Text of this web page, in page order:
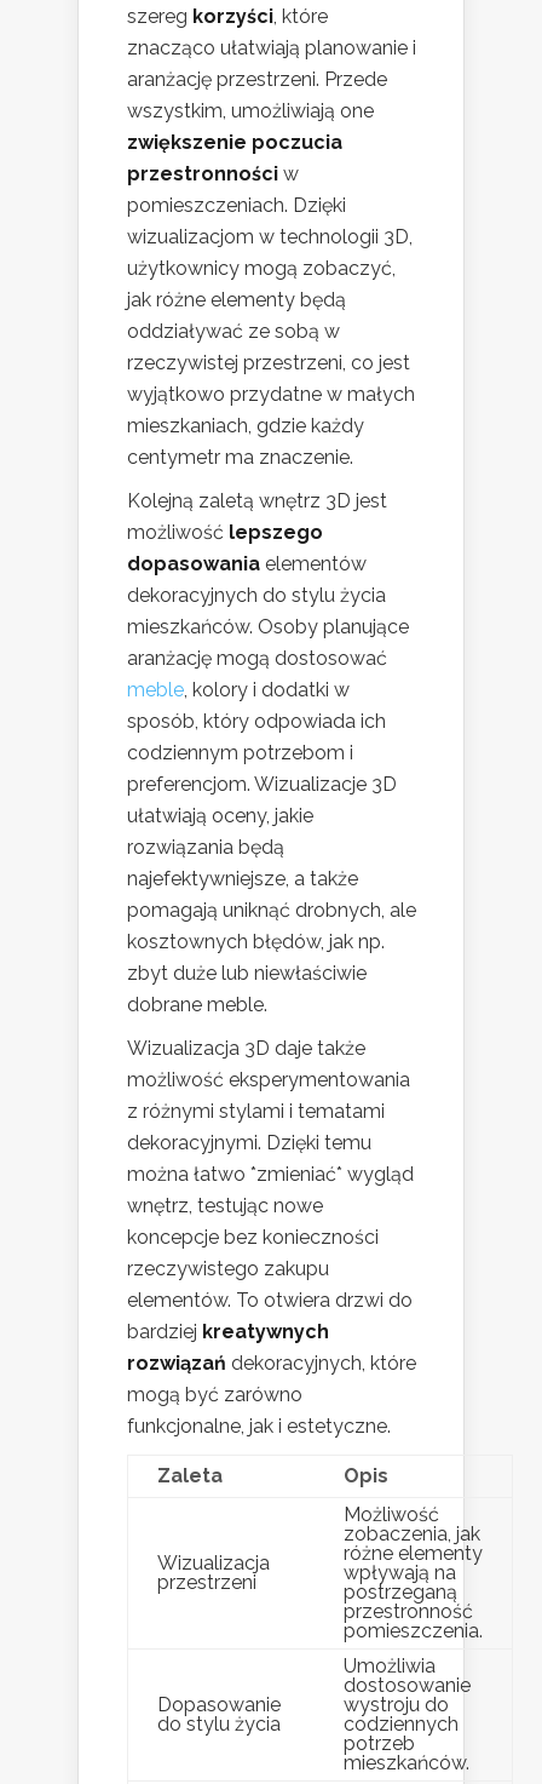
szereg korzyści , które
znacząco ułatwiają planowanie i
aranżację przestrzeni. Przede
wszystkim, umożliwiają one
zwiększenie poczucia
przestronności w
pomieszczeniach. Dzięki
wizualizacjom w technologii 3D,
użytkownicy mogą zobaczyć,
jak różne elementy będą
oddziaływać ze sobą w
rzeczywistej przestrzeni, co jest
wyjątkowo przydatne w małych
mieszkaniach, gdzie każdy
centymetr ma znaczenie.
Kolejną zaletą wnętrz 3D jest
możliwość lepszego
dopasowania elementów
dekoracyjnych do stylu życia
mieszkańców. Osoby planujące
aranżację mogą dostosować
meble , kolory i dodatki w
sposób, który odpowiada ich
codziennym potrzebom i
preferencjom. Wizualizacje 3D
ułatwiają oceny, jakie
rozwiązania będą
najefektywniejsze, a także
pomagają uniknąć drobnych, ale
kosztownych błędów, jak np.
zbyt duże lub niewłaściwie
dobrane meble.
Wizualizacja 3D daje także
możliwość eksperymentowania
z różnymi stylami i tematami
dekoracyjnymi. Dzięki temu
można łatwo *zmieniać* wygląd
wnętrz, testując nowe
koncepcje bez konieczności
rzeczywistego zakupu
elementów. To otwiera drzwi do
bardziej kreatywnych
rozwiązań dekoracyjnych, które
mogą być zarówno
funkcjonalne, jak i estetyczne.
Zaleta Opis
Wizualizacja
przestrzeni
Możliwość
zobaczenia, jak
różne elementy
wpływają na
postrzeganą
przestronność
pomieszczenia.
Dopasowanie
do stylu życia
Umożliwia
dostosowanie
wystroju do
codziennych
potrzeb
mieszkańców.